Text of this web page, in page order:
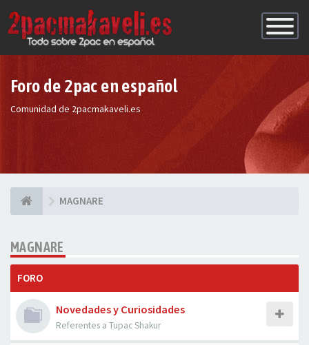
de
Foro de 2pac en español
Comunidad de 2pacmakaveli.es
MAGNARE
MAGNARE
FORO
Novedades y Curiosidades
Referentes a Tupac Shakur